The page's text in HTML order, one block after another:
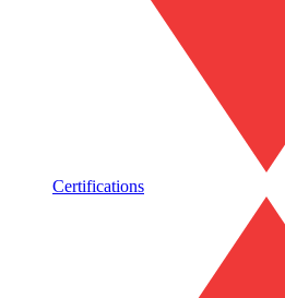
Certifications